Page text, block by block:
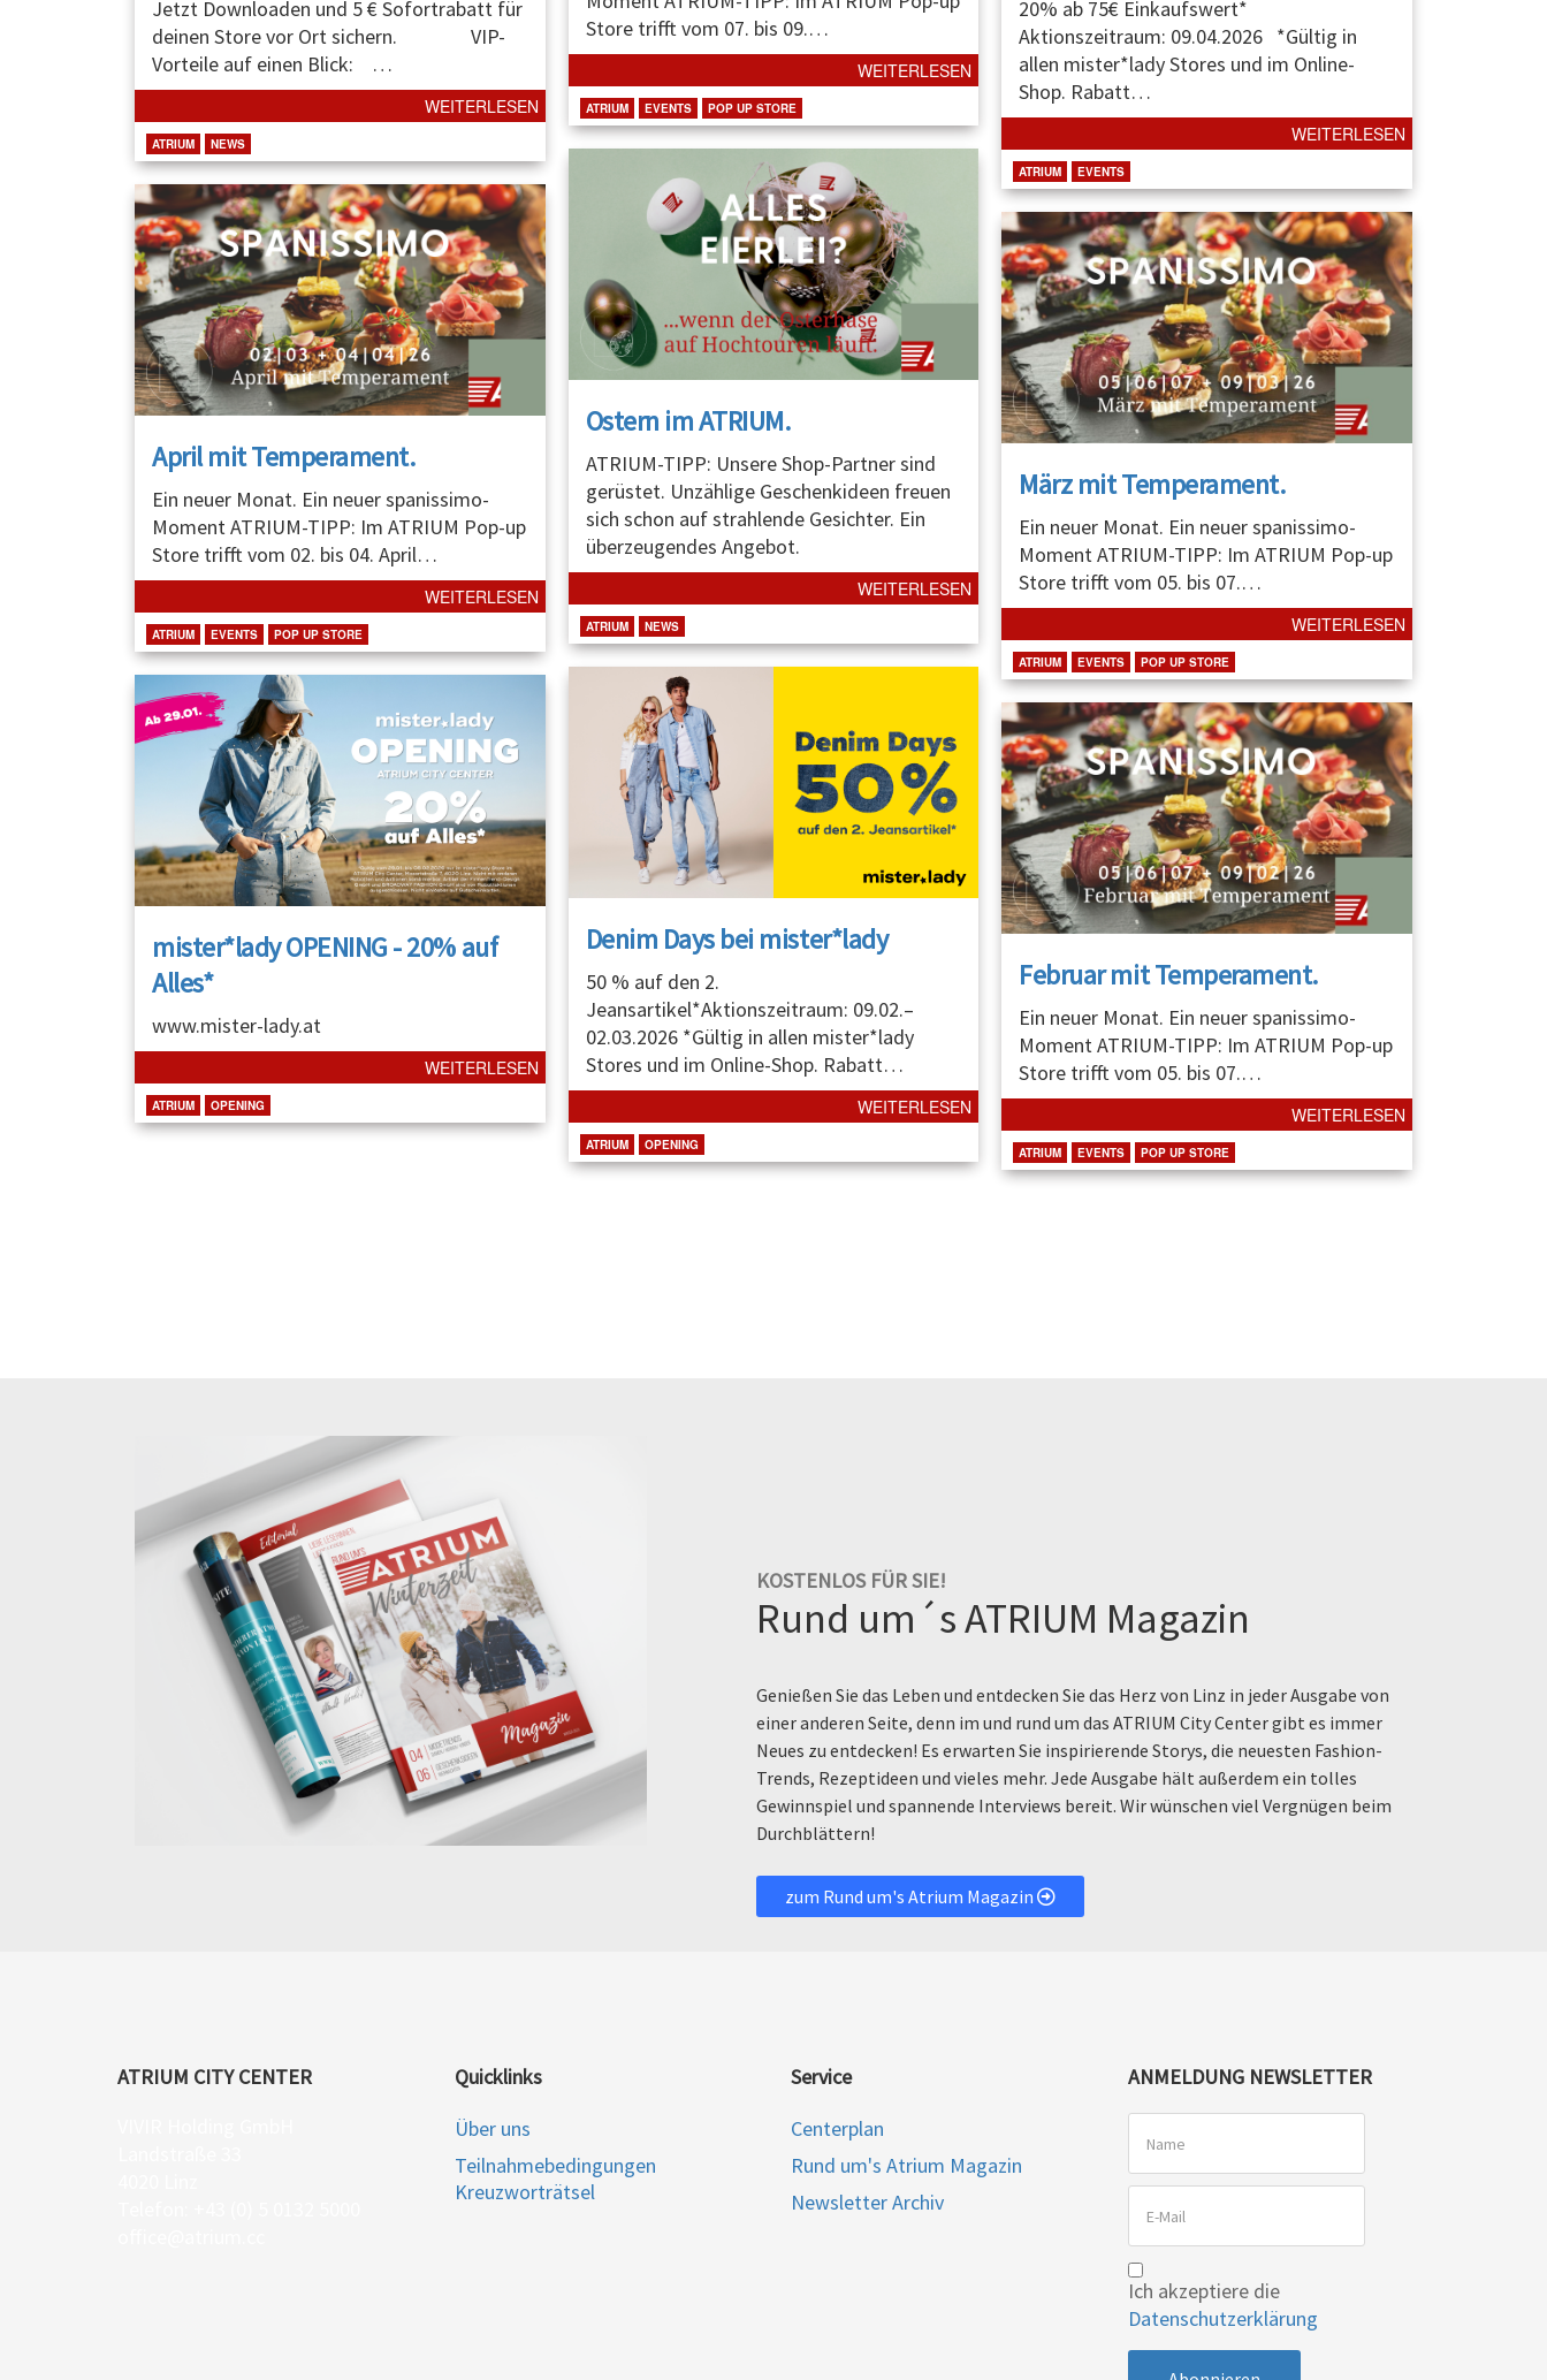
Jetzt Downloaden und 5 € Sofortrabatt für
deinen Store vor Ort sichern. VIP-
Vorteile auf einen Blick: …
WEITERLESEN
ATRIUM NEWS
Store trifft vom 07. bis 09.…
WEITERLESEN
ATRIUM EVENTS POP UP STORE
20% ab 75€ Einkaufswert*
Aktionszeitraum: 09.04.2026 *Gültig in
allen mister*lady Stores und im Online-
Shop. Rabatt…
WEITERLESEN
ATRIUM EVENTS
Ostern im ATRIUM.
ATRIUM-TIPP: Unsere Shop-Partner sind
gerüstet. Unzählige Geschenkideen freuen
sich schon auf strahlende Gesichter. Ein
überzeugendes Angebot.
WEITERLESEN
ATRIUM NEWS
April mit Temperament.
Ein neuer Monat. Ein neuer spanissimo-
Moment ATRIUM-TIPP: Im ATRIUM Pop-up
Store trifft vom 02. bis 04. April…
WEITERLESEN
ATRIUM EVENTS POP UP STORE
März mit Temperament.
Ein neuer Monat. Ein neuer spanissimo-
Moment ATRIUM-TIPP: Im ATRIUM Pop-up
Store trifft vom 05. bis 07.…
WEITERLESEN
ATRIUM EVENTS POP UP STORE
Denim Days bei mister*lady
50 % auf den 2.
Jeansartikel*Aktionszeitraum: 09.02.–
02.03.2026 *Gültig in allen mister*lady
Stores und im Online-Shop. Rabatt…
WEITERLESEN
ATRIUM OPENING
mister*lady OPENING - 20% auf
Alles*
www.mister-lady.at
WEITERLESEN
ATRIUM OPENING
Februar mit Temperament.
Ein neuer Monat. Ein neuer spanissimo-
Moment ATRIUM-TIPP: Im ATRIUM Pop-up
Store trifft vom 05. bis 07.…
WEITERLESEN
ATRIUM EVENTS POP UP STORE
KOSTENLOS FÜR SIE!
Rund um´s ATRIUM Magazin
Genießen Sie das Leben und entdecken Sie das Herz von Linz in jeder Ausgabe von
einer anderen Seite, denn im und rund um das ATRIUM City Center gibt es immer
Neues zu entdecken! Es erwarten Sie inspirierende Storys, die neuesten Fashion-
Trends, Rezeptideen und vieles mehr. Jede Ausgabe hält außerdem ein tolles
Gewinnspiel und spannende Interviews bereit. Wir wünschen viel Vergnügen beim
Durchblättern!
zum Rund um's Atrium Magazin
ATRIUM CITY CENTER
Quicklinks
Über uns
Teilnahmebedingungen
Kreuzworträtsel
Service
Centerplan
Rund um's Atrium Magazin
Newsletter Archiv
ANMELDUNG NEWSLETTER
Ich akzeptiere die
Datenschutzerklärung